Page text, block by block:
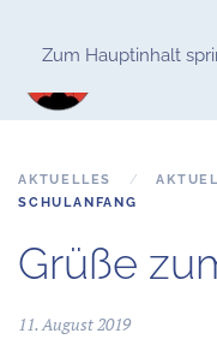
Zum Hauptinhalt
AKTUELLES
CHULANFANG
Grüße
11. August 2019